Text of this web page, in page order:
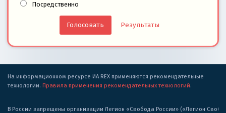
Посредственно
Результаты
На информационном ресурсе ИА REX применяются рекомендательные
технологии. Правила применения рекомендательных технологий.
В России запрещены организации Легион «Свобода России» («Легион